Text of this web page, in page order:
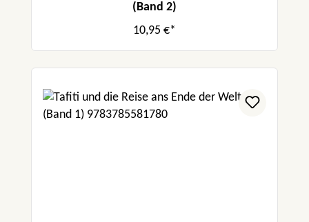
(Band 2)
10,95 €*